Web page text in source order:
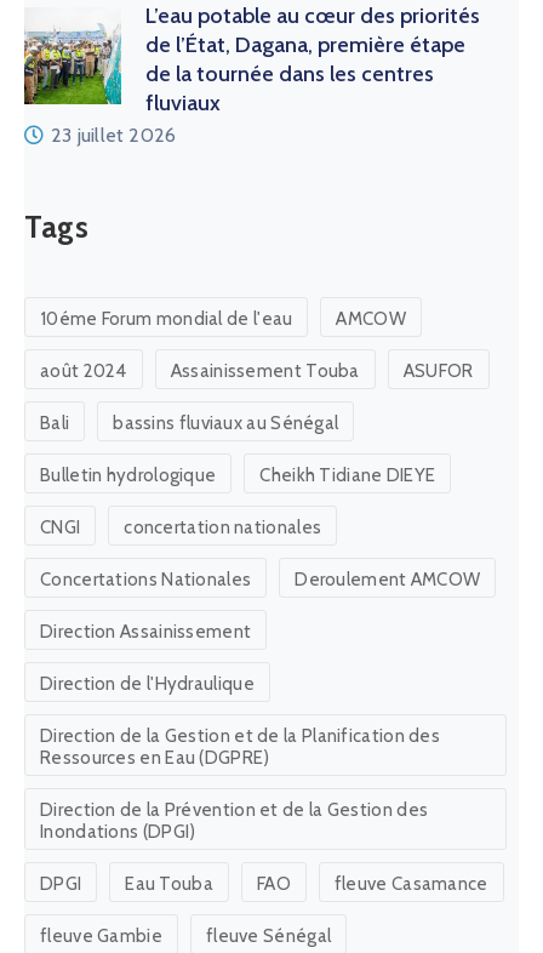
L’eau potable au cœur des priorités
de l’État, Dagana, première étape
de la tournée dans les centres
fluviaux
23 juillet 2026
Tags
10éme Forum mondial de l'eau AMCOW
août 2024 Assainissement Touba ASUFOR
Bali bassins fluviaux au Sénégal
Bulletin hydrologique Cheikh Tidiane DIEYE
CNGI concertation nationales
Concertations Nationales Deroulement AMCOW
Direction Assainissement
Direction de l'Hydraulique
Direction de la Gestion et de la Planification des
Ressources en Eau (DGPRE)
Direction de la Prévention et de la Gestion des
Inondations (DPGI)
DPGI Eau Touba FAO fleuve Casamance
fleuve Gambie fleuve Sénégal